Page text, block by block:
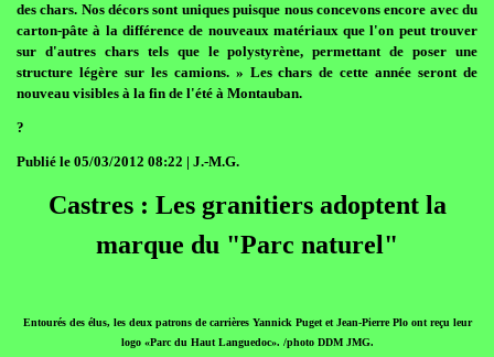
des chars. Nos décors sont uniques puisque nous concevons encore avec du
carton-pâte à la différence de nouveaux matériaux que l'on peut trouver
sur d'autres chars tels que le polystyrène, permettant de poser une
structure légère sur les camions. » Les chars de cette année seront de
nouveau visibles à la fin de l'été à Montauban.
?
Publié le 05/03/2012 08:22 | J.-M.G.
Castres : Les granitiers adoptent la
marque du "Parc naturel"
Entourés des élus, les deux patrons de carrières Yannick Puget et Jean-Pierre Plo ont reçu leur
logo «Parc du Haut Languedoc». /photo DDM JMG.